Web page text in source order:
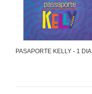
PASAPORTE KELLY - 1 DIA